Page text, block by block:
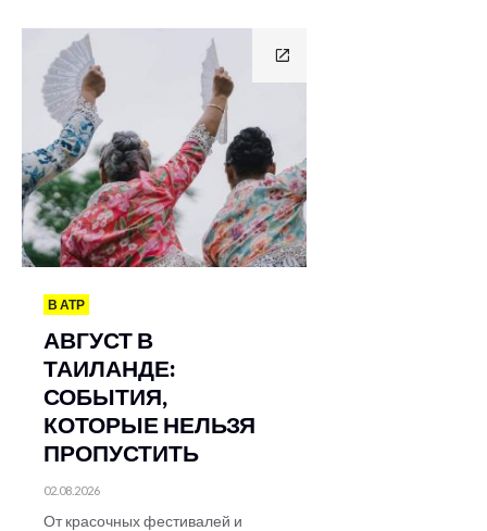
В АТР
АВГУСТ В
ТАИЛАНДЕ:
СОБЫТИЯ,
КОТОРЫЕ НЕЛЬЗЯ
ПРОПУСТИТЬ
02.08.2026
От красочных фестивалей и